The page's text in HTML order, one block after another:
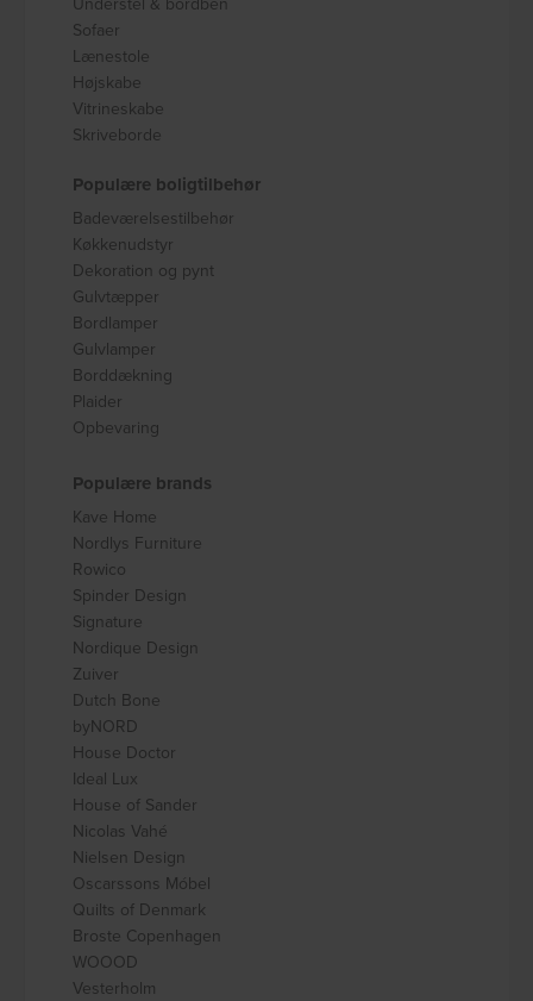
Sofaer
Lænestole
Højskabe
Vitrineskabe
Skriveborde
Populære boligtilbehør
Badeværelsestilbehør
Køkkenudstyr
Dekoration og pynt
Gulvtæpper
Bordlamper
Gulvlamper
Borddækning
Plaider
Opbevaring
Populære brands
Kave Home
Nordlys Furniture
Rowico
Spinder Design
Signature
Nordique Design
Zuiver
Dutch Bone
byNORD
House Doctor
Ideal Lux
House of Sander
Nicolas Vahé
Nielsen Design
Oscarssons Móbel
Quilts of Denmark
Broste Copenhagen
WOOOD
Vesterholm